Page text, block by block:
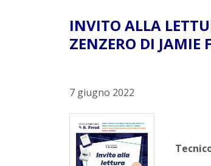
INVITO ALLA
ZENZERO DI JAMIE
7 giugno 2022